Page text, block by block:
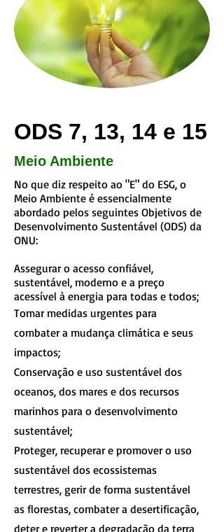
ODS 7, 13, 14 e 15
Meio Ambiente
No que diz respeito ao "E" do ESG, o
Meio Ambiente é essencialmente
abordado pelos seguintes Objetivos de
Desenvolvimento Sustentável (ODS) da
ONU:
Assegurar o acesso confiável,
sustentável, moderno e a preço
acessível à energia para todas e todos;
Tomar medidas urgentes para
combater a mudança climática e seus
impactos;
Conservação e uso sustentável dos
oceanos, dos mares e dos recursos
marinhos para o desenvolvimento
sustentável;
Proteger, recuperar e promover o uso
sustentável dos ecossistemas
terrestres, gerir de forma sustentável
as florestas, combater a desertificação,
deter e reverter a degradação da terra